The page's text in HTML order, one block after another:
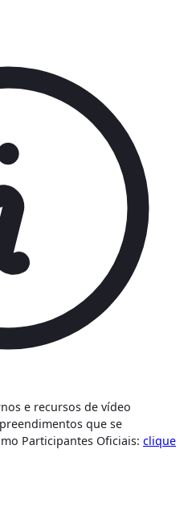
e recursos de vídeo
que se
Participantes Oficiais: clique